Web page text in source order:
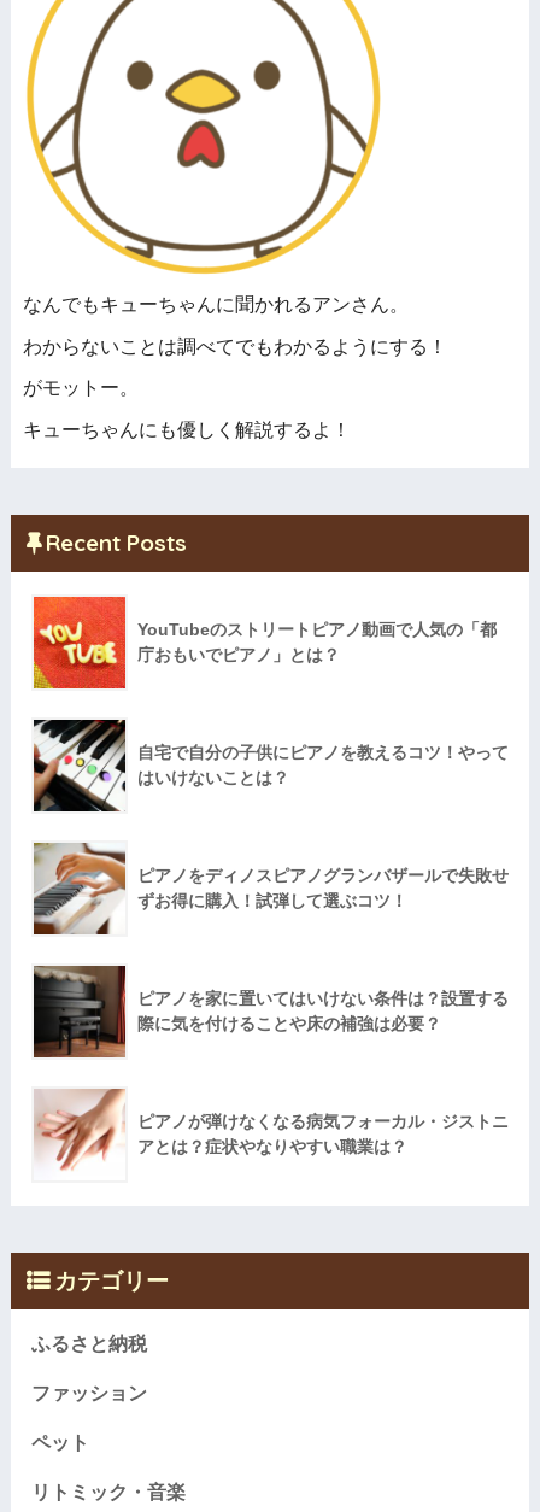
なんでもキューちゃんに聞かれるアンさん。
わからないことは調べてでもわかるようにする！
がモットー。
キューちゃんにも優しく解説するよ！
Recent Posts
YouTubeのストリートピアノ動画で人気の「都
庁おもいでピアノ」とは？
自宅で自分の子供にピアノを教えるコツ！やって
はいけないことは？
ピアノをディノスピアノグランバザールで失敗せ
ずお得に購入！試弾して選ぶコツ！
ピアノを家に置いてはいけない条件は？設置する
際に気を付けることや床の補強は必要？
ピアノが弾けなくなる病気フォーカル・ジストニ
アとは？症状やなりやすい職業は？
カテゴリー
ふるさと納税
ファッション
ペット
リトミック・音楽